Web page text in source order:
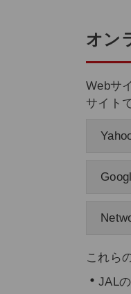
オン
Webサ
サイト
これら
JAL